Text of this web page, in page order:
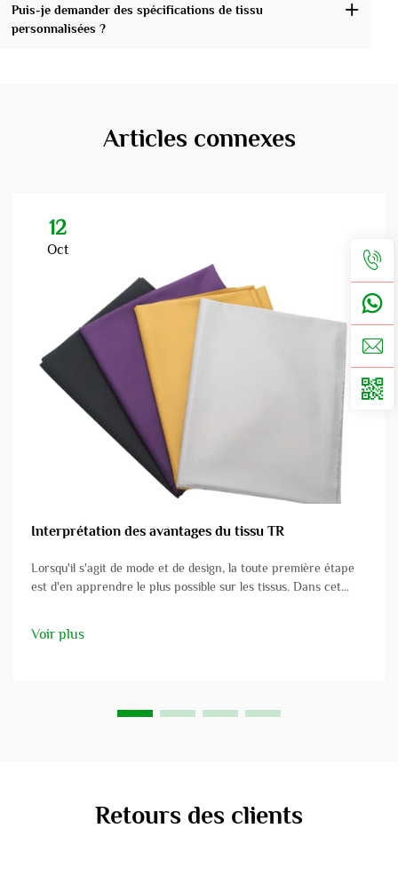
Puis-je demander des spécifications de tissu
personnalisées ?
Articles connexes
12
Oct
Interprétation des avantages du tissu TR
Lorsqu'il s'agit de mode et de design, la toute première étape
est d'en apprendre le plus possible sur les tissus. Dans cet
vous soyez un designer de mode...
Voir plus
Retours des clients